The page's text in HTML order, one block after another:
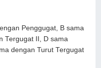
Penggugat, B sama
Tergugat II, D sama
dengan Turut Tergugat